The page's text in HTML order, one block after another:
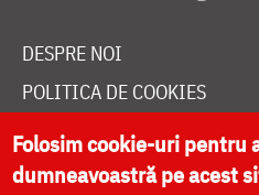
DESPRE NOI
POLITICA DE COOKIES
DONEAZĂ ONLINE PENTRU
Folosim cookie-uri
dumneavoastră pe acest